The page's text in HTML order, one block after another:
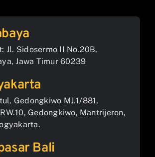
Jl. Sidosermo II No.20B,
Jawa Timur 60239
Gedongkiwo MJ.1/881,
Gedongkiwo, Mantrijeron,
Bali